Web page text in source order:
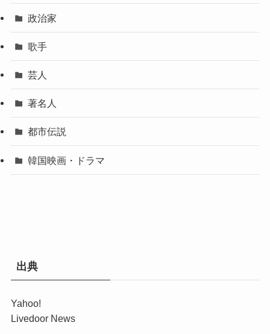
政治家
歌手
芸人
著名人
都市伝説
韓国映画・ドラマ
出典
Yahoo!
Livedoor News